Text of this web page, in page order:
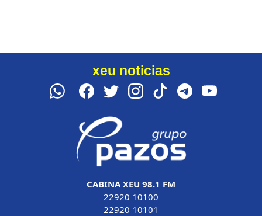
xeu noticias
CABINA XEU 98.1 FM
22920 10100
22920 10101